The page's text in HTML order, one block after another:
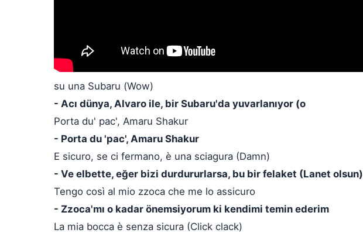
su una Subaru (Wow)
- Acı dünya, Alvaro ile, bir Subaru'da yuvarlanıyor (o
Porta du' pac', Amaru Shakur
- Porta du 'pac', Amaru Shakur
E sicuro, se ci fermano, è una sciagura (Damn)
- Ve elbette, eğer bizi durdururlarsa, bu bir felaket (Lanet olsun)
Tengo così al mio zzoca che me lo assicuro
- Zzoca'mı o kadar önemsiyorum ki kendimi temin ederim
La mia bocca è senza sicura (Click clack)